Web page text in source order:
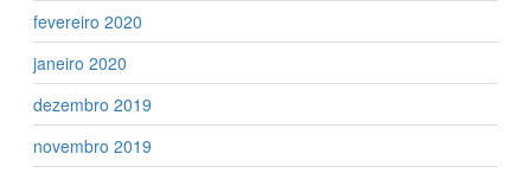
fevereiro 2020
janeiro 2020
dezembro 2019
novembro 2019